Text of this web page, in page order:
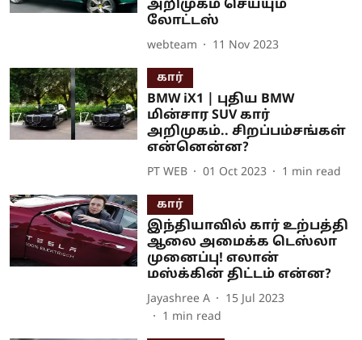
அறிமுகம் செய்யும்
லோட்டஸ்
webteam 11 Nov 2023
கார்
BMW iX1 | புதிய BMW
மின்சார SUV கார்
அறிமுகம்.. சிறப்பம்சங்கள்
என்னென்ன?
PT WEB 01 Oct 2023 1 min read
கார்
இந்தியாவில் கார் உற்பத்தி
ஆலை அமைக்க டெஸ்லா
முனைப்பு! எலான்
மஸ்க்கின் திட்டம் என்ன?
Jayashree A
15 Jul 2023
1 min read